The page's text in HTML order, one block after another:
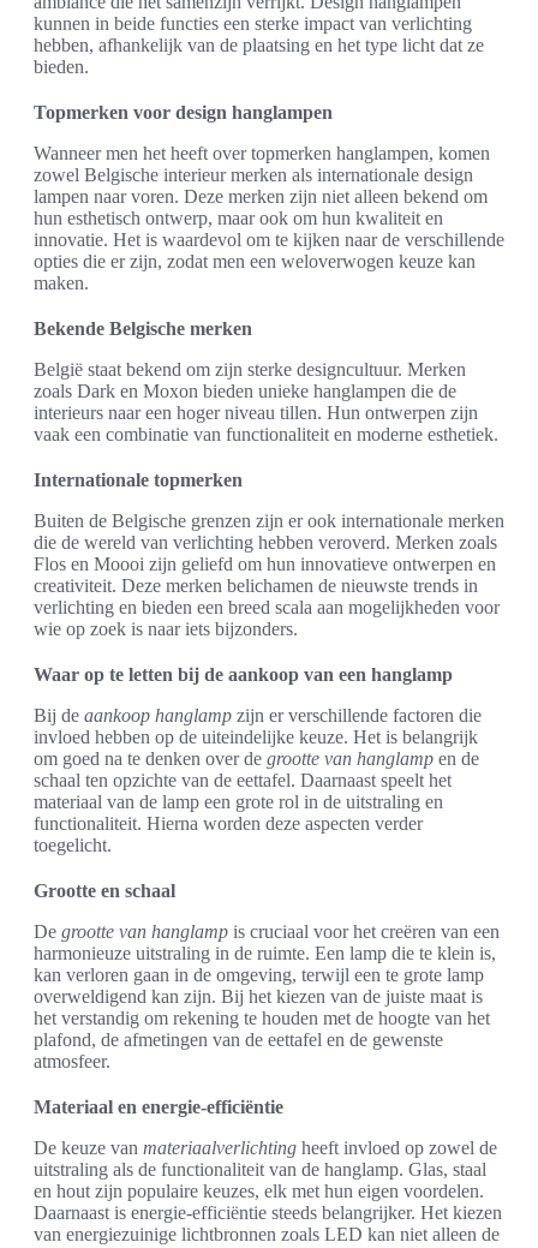
kunnen in beide functies een sterke impact van verlichting
hebben, afhankelijk van de plaatsing en het type licht dat ze
bieden.
Topmerken voor design hanglampen
Wanneer men het heeft over topmerken hanglampen, komen
zowel Belgische interieur merken als internationale design
lampen naar voren. Deze merken zijn niet alleen bekend om
hun esthetisch ontwerp, maar ook om hun kwaliteit en
innovatie. Het is waardevol om te kijken naar de verschillende
opties die er zijn, zodat men een weloverwogen keuze kan
maken.
Bekende Belgische merken
België staat bekend om zijn sterke designcultuur. Merken
zoals Dark en Moxon bieden unieke hanglampen die de
interieurs naar een hoger niveau tillen. Hun ontwerpen zijn
vaak een combinatie van functionaliteit en moderne esthetiek.
Internationale topmerken
Buiten de Belgische grenzen zijn er ook internationale merken
die de wereld van verlichting hebben veroverd. Merken zoals
Flos en Moooi zijn geliefd om hun innovatieve ontwerpen en
creativiteit. Deze merken belichamen de nieuwste trends in
verlichting en bieden een breed scala aan mogelijkheden voor
wie op zoek is naar iets bijzonders.
Waar op te letten bij de aankoop van een hanglamp
Bij de aankoop hanglamp zijn er verschillende factoren die
invloed hebben op de uiteindelijke keuze. Het is belangrijk
om goed na te denken over de grootte van hanglamp en de
schaal ten opzichte van de eettafel. Daarnaast speelt het
materiaal van de lamp een grote rol in de uitstraling en
functionaliteit. Hierna worden deze aspecten verder
toegelicht.
Grootte en schaal
De grootte van hanglamp is cruciaal voor het creëren van een
harmonieuze uitstraling in de ruimte. Een lamp die te klein is,
kan verloren gaan in de omgeving, terwijl een te grote lamp
overweldigend kan zijn. Bij het kiezen van de juiste maat is
het verstandig om rekening te houden met de hoogte van het
plafond, de afmetingen van de eettafel en de gewenste
atmosfeer.
Materiaal en energie-efficiëntie
De keuze van materiaalverlichting heeft invloed op zowel de
uitstraling als de functionaliteit van de hanglamp. Glas, staal
en hout zijn populaire keuzes, elk met hun eigen voordelen.
Daarnaast is energie-efficiëntie steeds belangrijker. Het kiezen
van energiezuinige lichtbronnen zoals LED kan niet alleen de